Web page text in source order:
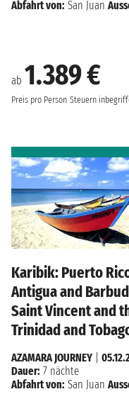
ab 1.389 €
Preis pro Person Steuern
Abfahrt von: San Juan
Karibik: Puerto
Antigua and
Saint Vincent and
Trinidad and
AZAMARA JOURNEY
Dauer: 7 nächte
Abfahrt von: San Juan